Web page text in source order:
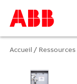
Accueil / Ressources